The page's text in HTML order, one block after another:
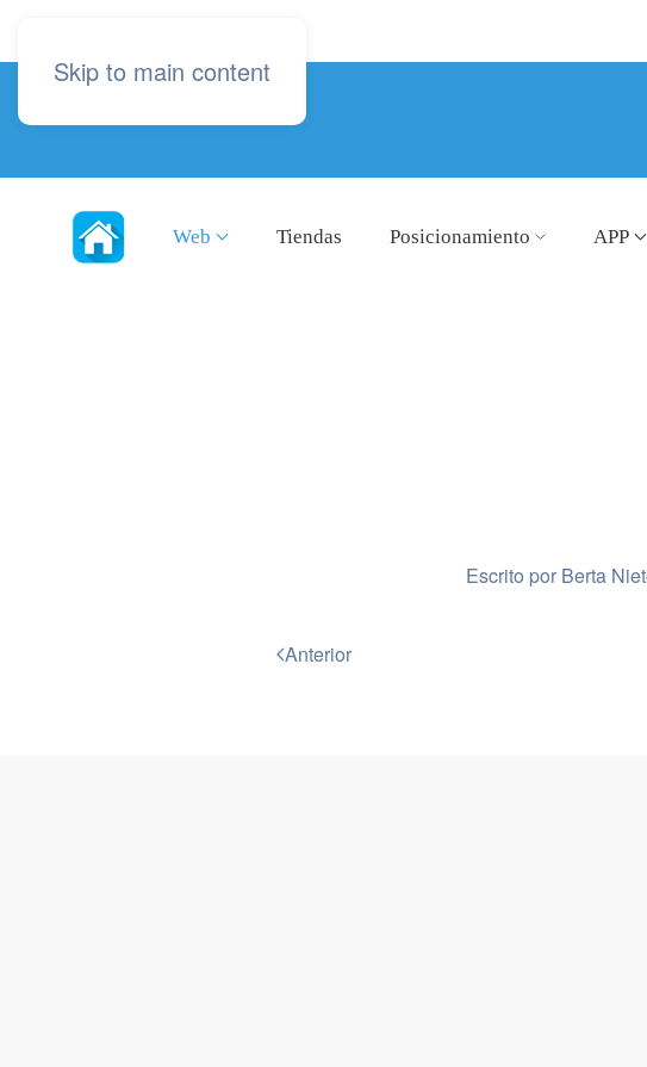
Skip to main content
Web Tiendas Posicionamiento APP
Escrito por Berta
Anterior